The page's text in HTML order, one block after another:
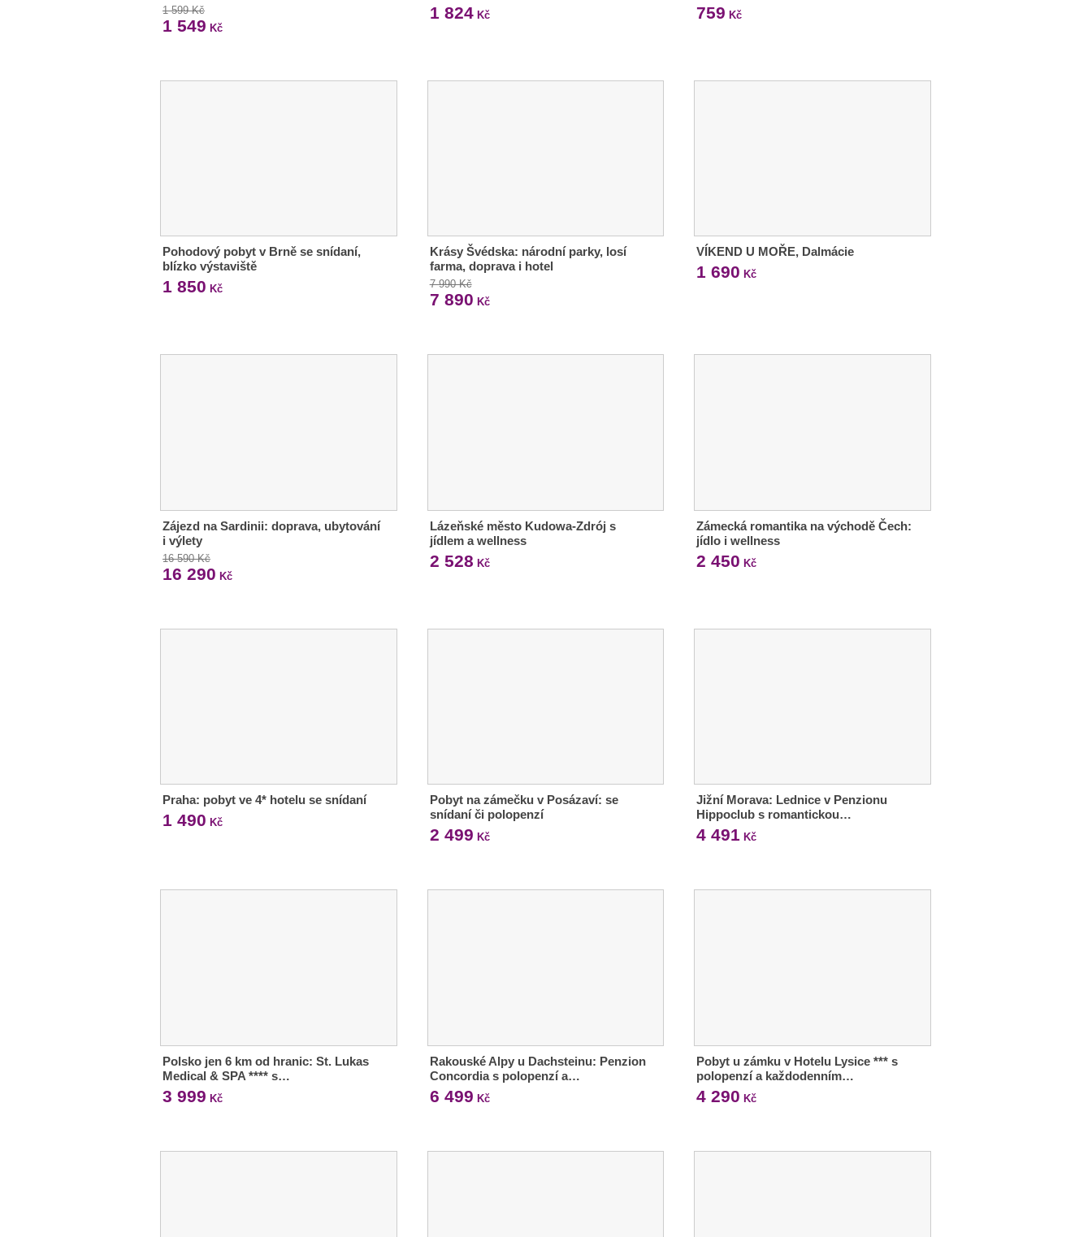
1 599 Kč
1 549 Kč
1 824Kč 759 Kč
Pohodový pobyt v Brně se snídaní,
blízko výstaviště
1 850 Kč
Krásy Švédska: národní parky, losí
farma, doprava i hotel
7 990 Kč
7 890 Kč
VÍKEND U MOŘE, Dalmácie
1 690 Kč
Zájezd na Sardinii: doprava, ubytování
i výlety
16 590 Kč
16 290 Kč
Lázeňské město Kudowa-Zdrój s
jídlem a wellness
2 528 Kč
Zámecká romantika na východě Čech:
jídlo i wellness
2 450 Kč
Praha: pobyt ve 4* hotelu se snídaní
1 490 Kč
Pobyt na zámečku v Posázaví: se
snídaní či polopenzí
2 499 Kč
Jižní Morava: Lednice v Penzionu
Hippoclub s romantickou…
4 491 Kč
Polsko jen 6 km od hranic: St. Lukas
Medical & SPA **** s…
3 999 Kč
Rakouské Alpy u Dachsteinu: Penzion
Concordia s polopenzí a…
6 499 Kč
Pobyt u zámku v Hotelu Lysice *** s
polopenzí a každodenním…
4 290 Kč